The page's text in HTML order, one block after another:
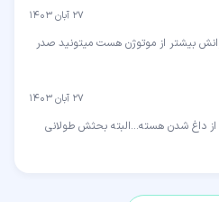
۲۷ آبان ۱۴۰۳
بیشتر از موتوژن هست میتونید صدر
۲۷ آبان ۱۴۰۳
داغ شدن هسته...البته بحثش طولانی